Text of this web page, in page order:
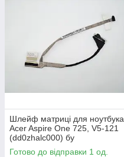
Шлейф матриці для ноутбука
Acer Aspire One 725, V5-121
(dd0zhalc000) бу
Готово до відправки 1 од.